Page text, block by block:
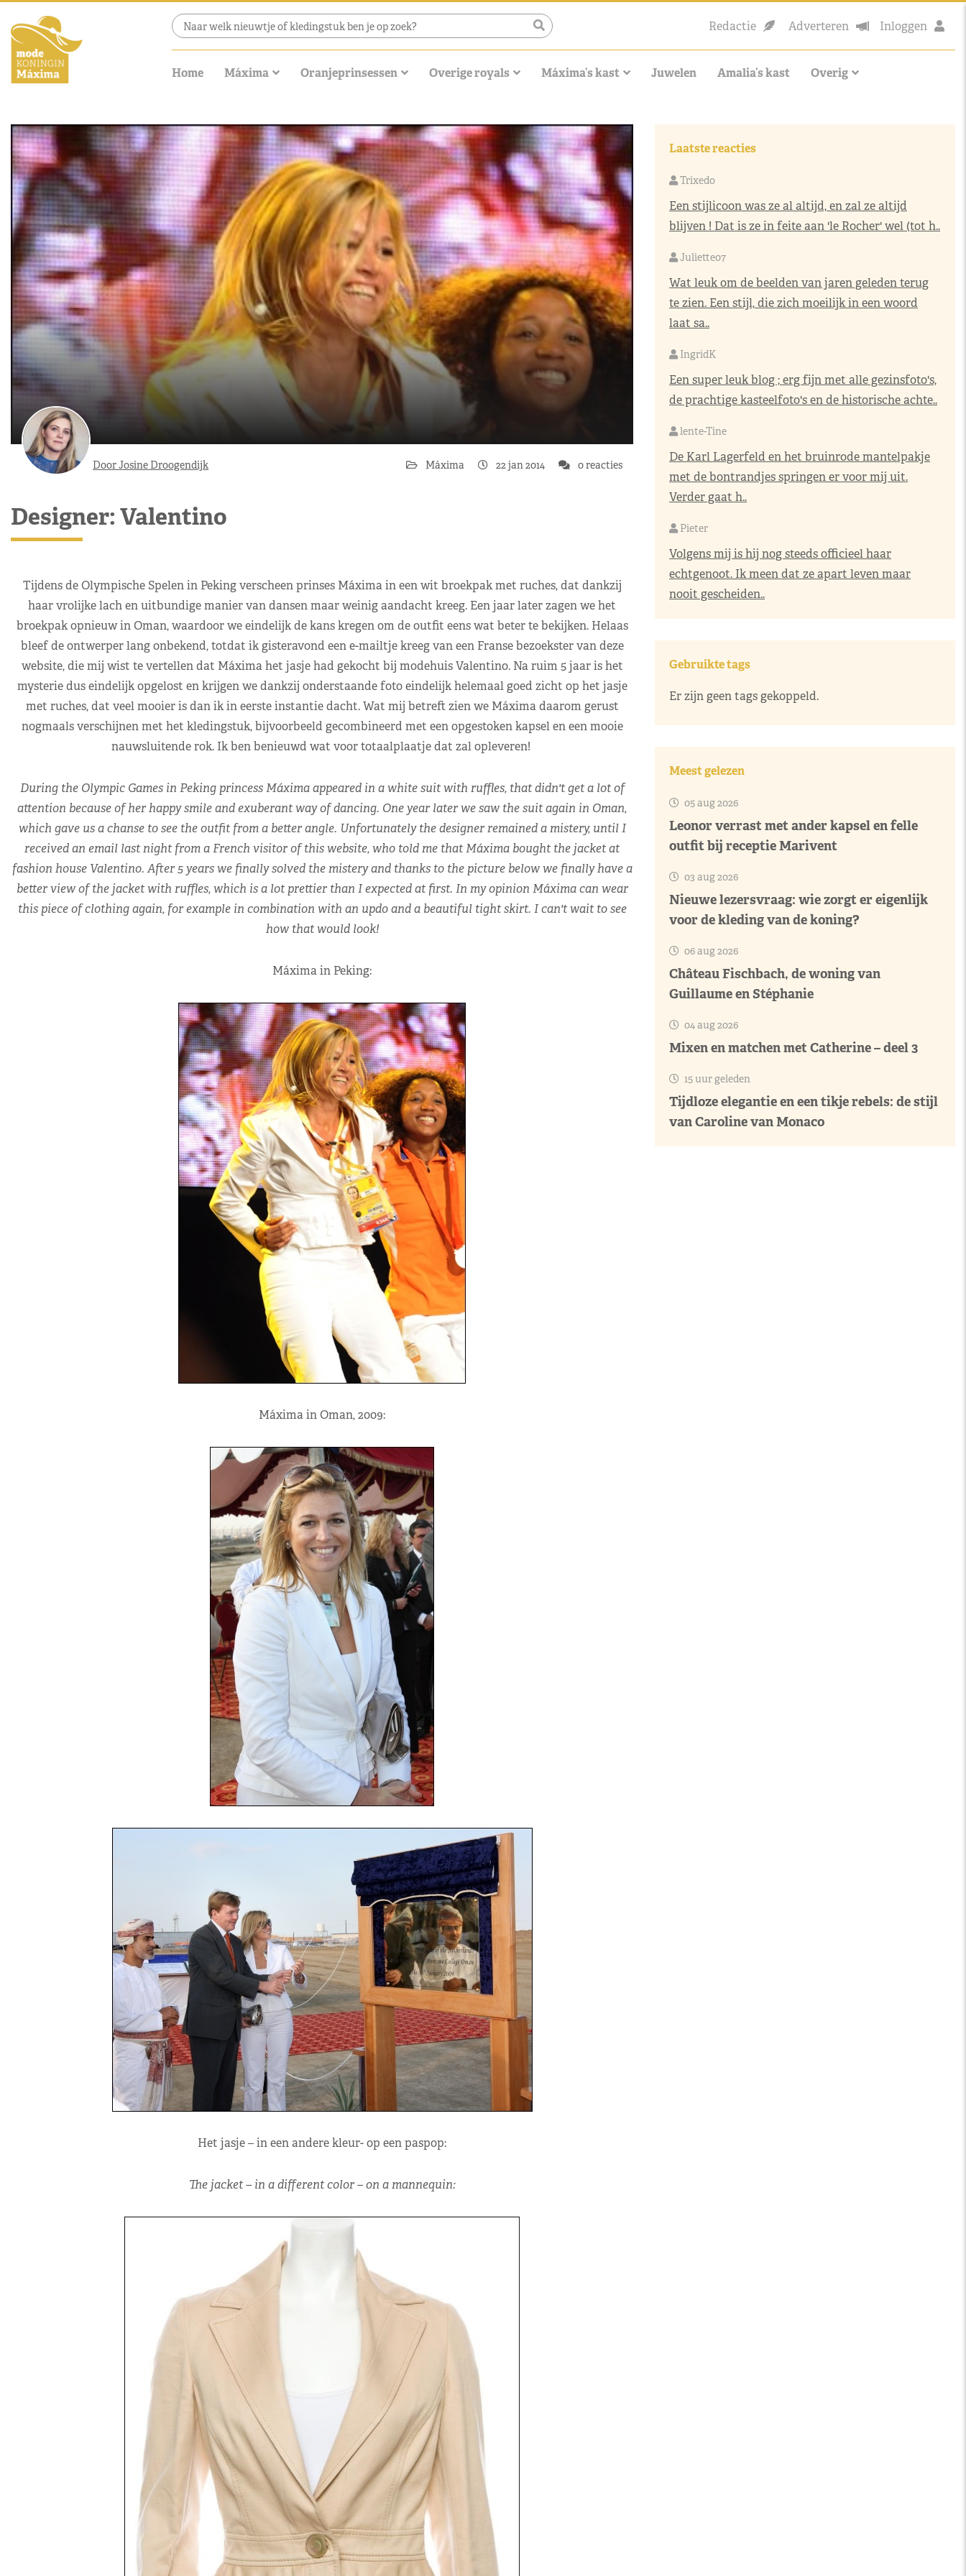
Redactie Adverteren Inloggen
Home Máxima Oranjeprinsessen Overige royals Máxima’s kast Juwelen Amalia’s kast Overig
Door Josine Droogendijk Máxima 22 jan 2014 0 reacties
Designer: Valentino
Tijdens de Olympische Spelen in Peking verscheen prinses Máxima in een wit broekpak met ruches, dat dankzij
haar vrolijke lach en uitbundige manier van dansen maar weinig aandacht kreeg. Een jaar later zagen we het
broekpak opnieuw in Oman, waardoor we eindelijk de kans kregen om de outfit eens wat beter te bekijken. Helaas
bleef de ontwerper lang onbekend, totdat ik gisteravond een e-mailtje kreeg van een Franse bezoekster van deze
website, die mij wist te vertellen dat Máxima het jasje had gekocht bij modehuis Valentino. Na ruim 5 jaar is het
mysterie dus eindelijk opgelost en krijgen we dankzij onderstaande foto eindelijk helemaal goed zicht op het jasje
met ruches, dat veel mooier is dan ik in eerste instantie dacht. Wat mij betreft zien we Máxima daarom gerust
nogmaals verschijnen met het kledingstuk, bijvoorbeeld gecombineerd met een opgestoken kapsel en een mooie
nauwsluitende rok. Ik ben benieuwd wat voor totaalplaatje dat zal opleveren!
During the Olympic Games in Peking princess Máxima appeared in a white suit with ruffles, that didn't get a lot of
attention because of her happy smile and exuberant way of dancing. One year later we saw the suit again in Oman,
which gave us a chanse to see the outfit from a better angle. Unfortunately the designer remained a mistery, until I
received an email last night from a French visitor of this website, who told me that Máxima bought the jacket at
fashion house Valentino. After 5 years we finally solved the mistery and thanks to the picture below we finally have a
better view of the jacket with ruffles, which is a lot prettier than I expected at first. In my opinion Máxima can wear
this piece of clothing again, for example in combination with an updo and a beautiful tight skirt. I can't wait to see
how that would look!
Máxima in Peking:
Máxima in Oman, 2009:
Het jasje – in een andere kleur- op een paspop:
The jacket – in a different color – on a mannequin:
Laatste reacties
Trixedo
Een stijlicoon was ze al altijd, en zal ze altijd
blijven ! Dat is ze in feite aan 'le Rocher' wel (tot h..
Juliette07
Wat leuk om de beelden van jaren geleden terug
te zien. Een stijl, die zich moeilijk in een woord
laat sa..
IngridK
Een super leuk blog ; erg fijn met alle gezinsfoto's,
de prachtige kasteelfoto's en de historische achte..
lente-Tine
De Karl Lagerfeld en het bruinrode mantelpakje
met de bontrandjes springen er voor mij uit.
Verder gaat h..
Pieter
Volgens mij is hij nog steeds officieel haar
echtgenoot. Ik meen dat ze apart leven maar
nooit gescheiden..
Gebruikte tags
Er zijn geen tags gekoppeld.
Meest gelezen
05 aug 2026
Leonor verrast met ander kapsel en felle
outfit bij receptie Marivent
03 aug 2026
Nieuwe lezersvraag: wie zorgt er eigenlijk
voor de kleding van de koning?
06 aug 2026
Château Fischbach, de woning van
Guillaume en Stéphanie
04 aug 2026
Mixen en matchen met Catherine – deel 3
15 uur geleden
Tijdloze elegantie en een tikje rebels: de stijl
van Caroline van Monaco